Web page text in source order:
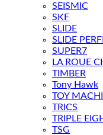
SEISMIC
SKF
SLIDE
SLIDE
SUPER7
LA ROUE
TIMBER
Tony Hawk
TOY
TRICS
TRIPLE
TSG